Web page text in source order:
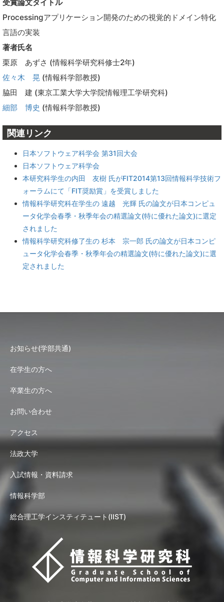
受賞論文タイトル
Processingアプリケーション開発のための視覚的ドメイン特化
言語の実装
著者氏名
栗原 あずさ (情報科学研究科修士2年)
佐々木 晃 (情報科学部教授)
脇田 建 (東京工業大学大学院情報理工学研究科)
細部 博史 (情報科学部教授)
関連リンク
日本ソフトウェア科学会 第31回大会
日本ソフトウェア科学会
本研究科学生の内田 友樹 氏がFIT2014第13回情報科学技術フ
ォーラムにて「FIT奨励賞」を受賞しました
情報科学研究科在学生の 遠越 光輝 氏の論文が日本コンピュ
ータ化学会春季・秋季年会の精選論文(特に優れた論文)に選定
されました
情報科学研究科修了生の 杉本 宗一郎 氏の論文が日本コンピ
ュータ化学会春季・秋季年会の精選論文(特に優れた論文)に選
定されました
お知らせ(学部共通)
在学生の方へ
卒業生の方へ
お問い合わせ
アクセス
法政大学
入試情報・資料請求
情報科学部
総合理工学インスティテュート(IIST)